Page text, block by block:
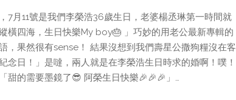
7月11號是我們李榮浩36歲生日，老婆楊丞琳第一時間就
橫四海，生日快樂My boy🎂 ​​​」巧妙的用老公最新專輯的
，果然很有sense！ 結果沒想到我們壽星公撒狗糧沒在客
念日！」是噠，兩人就是在李榮浩生日時求的婚啊！噗！
甜的需要墨鏡了😎 阿榮生日快樂🎉🎉🎉」…